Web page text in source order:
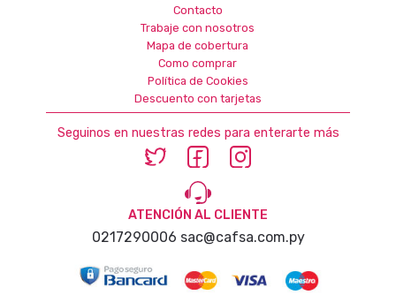
Contacto
Trabaje con nosotros
Mapa de cobertura
Como comprar
Política de Cookies
Descuento con tarjetas
Seguinos en nuestras redes para enterarte más
ATENCIÓN AL CLIENTE
0217290006 sac@cafsa.com.py